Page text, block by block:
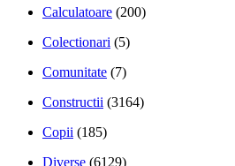
Calculatoare (200)
Colectionari (5)
Comunitate (7)
Constructii (3164)
Copii (185)
Diverse (6129)